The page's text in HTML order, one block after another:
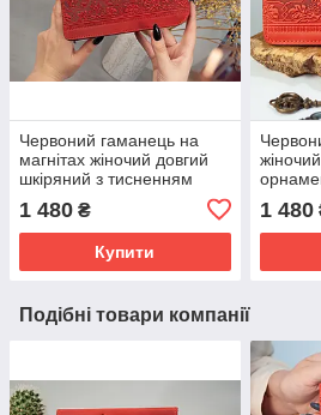
Червоний гаманець на
магнітах жіночий довгий
шкіряний з тисненням
прозорим відділом
1 480 ₴
Купити
Калина
1 480
Подібні товари компанії